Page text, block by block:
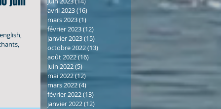
avril 2023(16)
mars 2023(1)
février 2023(12)
janvier 2023(15)
octobre 2022(13)
août 2022(16)
juin 2022(5)
mai 2022(12)12 posts
mars 2022(4)
février 2022(13)
janvier 2022(12)